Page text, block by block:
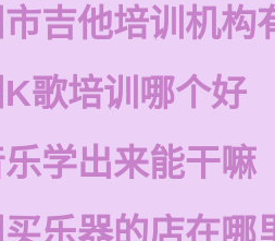
吉他培训机构
歌培训哪个好
学出来能干嘛
乐器的店在哪